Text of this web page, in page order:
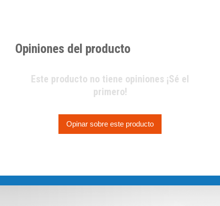
Opiniones del producto
Este producto no tiene opiniones ¡Sé el
primero!
Opinar sobre este producto